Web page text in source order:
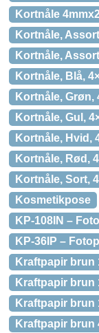
Kortnåle
Kortnåle,
Kortnåle,
Kortnåle, Blå,
Kortnåle, Grøn,
Kortnåle, Gul,
Kortnåle, Hvid,
Kortnåle, Rød,
Kortnåle, Sort,
Kosmetikpose
KP-108IN –
KP-36IP –
Kraftpapir brun
Kraftpapir brun
Kraftpapir brun
Kraftpapir brun